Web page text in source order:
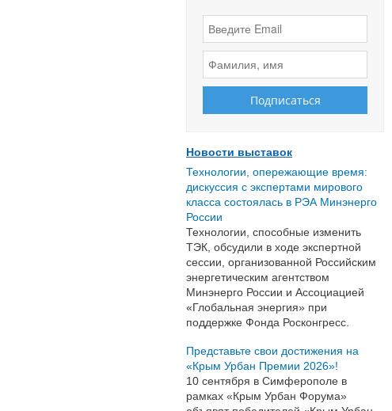
Новости выставок
Технологии, опережающие время:
дискуссия с экспертами мирового
класса состоялась в РЭА Минэнерго
России
Технологии, способные изменить
ТЭК, обсудили в ходе экспертной
сессии, организованной Российским
энергетическим агентством
Минэнерго России и Ассоциацией
«Глобальная энергия» при
поддержке Фонда Росконгресс.
Представьте свои достижения на
«Крым Урбан Премии 2026»!
10 сентября в Симферополе в
рамках «Крым Урбан Форума»